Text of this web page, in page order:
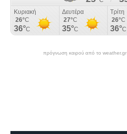
πρόγνωση καιρού από το weather.gr